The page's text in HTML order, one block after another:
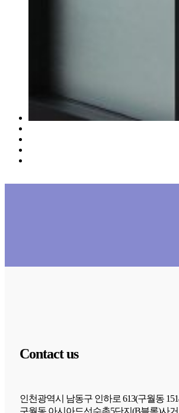
Contact us
인천광역시 남동구 인하로 613(구월동
구월동 아시아드선수촌5단지(B블록)사